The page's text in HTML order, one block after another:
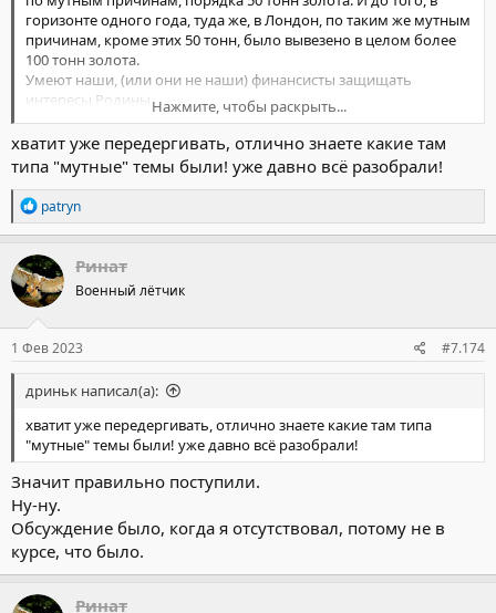
горизонте одного года, туда же, в Лондон, по таким же мутным
причинам, кроме этих 50 тонн, было вывезено в целом более
100 тонн золота.
Умеют наши, (или они не наши) финансисты защищать
интересы Родины.
Причем неотвратимость нашей СВО в это время была
абсолютно очевидна.
Но есть и хорошая-важная новость, объявлено, что банковские
системы РФ и Ирана объединены в систему. Все взаиморасчеты
теперь проходят в режиме реального времени. И это очень
важно, работает сегодня и на далекое будущее.
Нажмите, чтобы раскрыть...
хватит уже передергивать, отлично знаете какие там
типа "мутные" темы были! уже давно всё разобрали!
Р
е
а
к
ц
и
и
:
patryn
Ринат
Военный лётчик
1 Фев 2023 #7.174
дриньк написал(а):
хватит уже передергивать, отлично знаете какие там типа
"мутные" темы были! уже давно всё разобрали!
Значит правильно поступили.
Ну-ну.
Обсуждение было, когда я отсутствовал, потому не в
курсе, что было.
Ринат